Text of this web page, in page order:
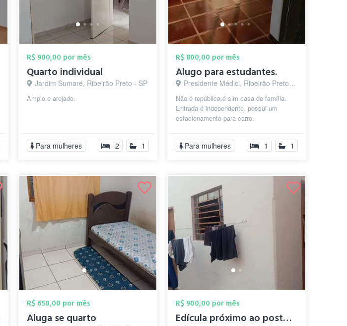
R$ 900,00 por mês
Quarto individual
Jardim Sumaré, Ribeirão Preto - SP
Amplo e arejado.
Para mulheres 2 1
R$ 800,00 por mês
Alugo para estudantes.
Presidente Médici, Ribeirão Preto - SP
Não é república,é sim casa de família.
Entrada é independente. possui um
estacionamento para carro.
Para mulheres 1 1
R$ 650,00 por mês
Aluga se quarto
R$ 900,00 por mês
Edícula próximo ao posto maravilha (bosq...